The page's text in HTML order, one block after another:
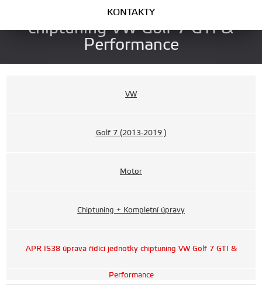
KONTAKTY
APR IS38 úprava řídící jednotky
chiptuning VW Golf 7 GTI &
Performance
VW
Golf 7 (2013-2019 )
Motor
Chiptuning + Kompletní úpravy
APR IS38 úprava řídící jednotky chiptuning VW Golf 7 GTI &
Performance